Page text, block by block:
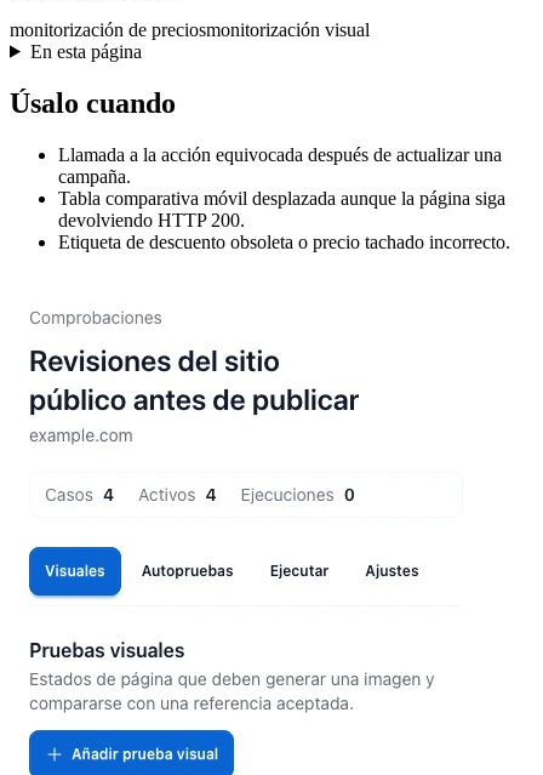
monitorización de preciosmonitorización visual
En esta página
Úsalo cuando
Llamada a la acción equivocada después de actualizar una
campaña.
Tabla comparativa móvil desplazada aunque la página siga
devolviendo HTTP 200.
Etiqueta de descuento obsoleta o precio tachado incorrecto.